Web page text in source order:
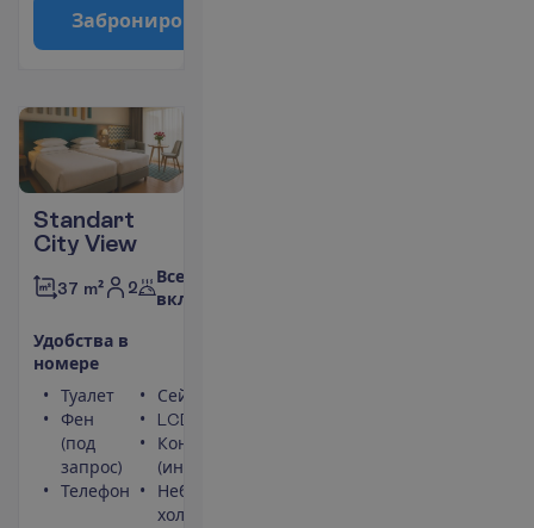
Заброниро
Standart
City View
37 m² 2
Все
включено
Удобства в
номере
Туалет
Фен
(под
запрос)
Телефон
Сейф
LCD телевизор
Кондиционер
(индивидуальный)
Небольшой
холодильник